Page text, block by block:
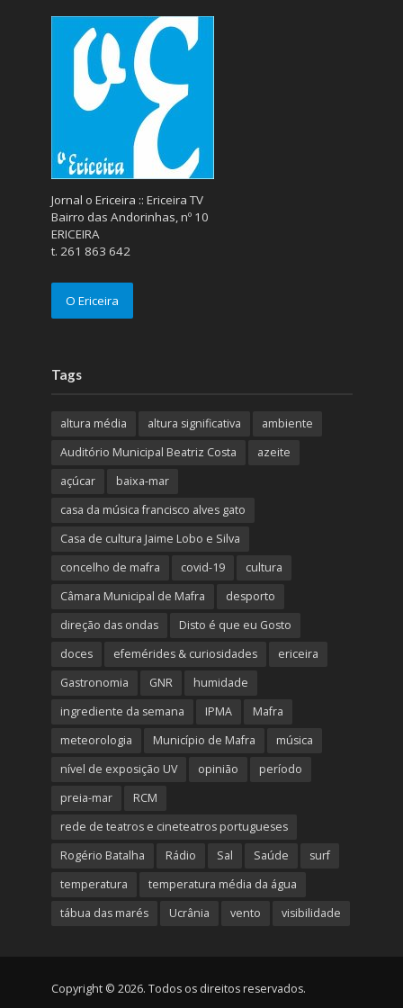
Jornal o Ericeira :: Ericeira TV
Bairro das Andorinhas, nº 10
ERICEIRA
t. 261 863 642
O Ericeira
Tags
altura média altura significativa
ambiente
Auditório Municipal Beatriz Costa
azeite
açúcar
baixa-mar
casa da música francisco alves gato
Casa de cultura Jaime Lobo e Silva
concelho de mafra
covid-19
cultura
Câmara Municipal de Mafra
desporto
direção das ondas
Disto é que eu Gosto
doces
efemérides & curiosidades
ericeira
Gastronomia
GNR
humidade
ingrediente da semana
IPMA
Mafra
meteorologia
Município de Mafra
música
nível de exposição UV
opinião
período
preia-mar
RCM
rede de teatros e cineteatros portugueses
Rogério Batalha
Rádio Sal Saúde
surf
temperatura
temperatura média da água
tábua das marés
Ucrânia vento visibilidade
Copyright © 2026. Todos os direitos reservados.